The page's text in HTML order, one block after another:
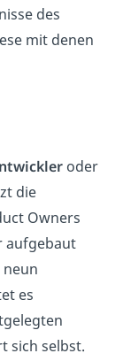
des
mit denen
oder
die
Owners
aufgebaut
es
sich selbst.